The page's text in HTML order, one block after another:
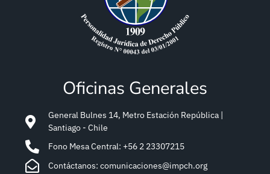
Oficinas Generales
General Bulnes 14, Metro Estación República |
Santiago - Chile
Fono Mesa Central: +56 2 23307215
Contáctanos: comunicaciones@impch.org